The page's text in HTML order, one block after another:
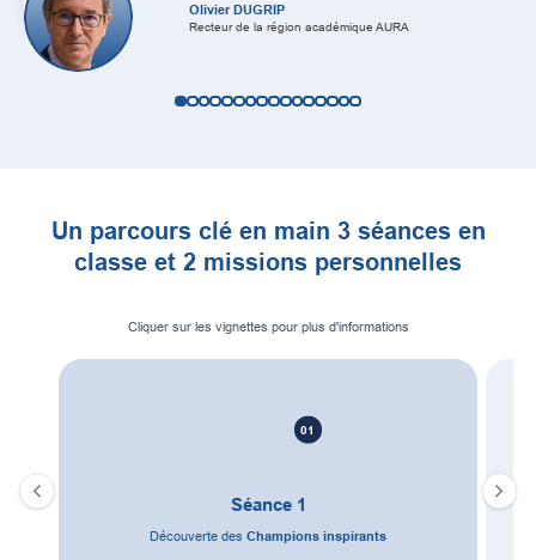
Emmanuelle JOHNSTON
Enseignante, Collège Jacques Cœur Lentilly
Un parcours clé en main 3 séances en
classe et 2 missions personnelles
Cliquer sur les vignettes pour plus d'informations
01
Séance 1
Découverte des Champions inspirants